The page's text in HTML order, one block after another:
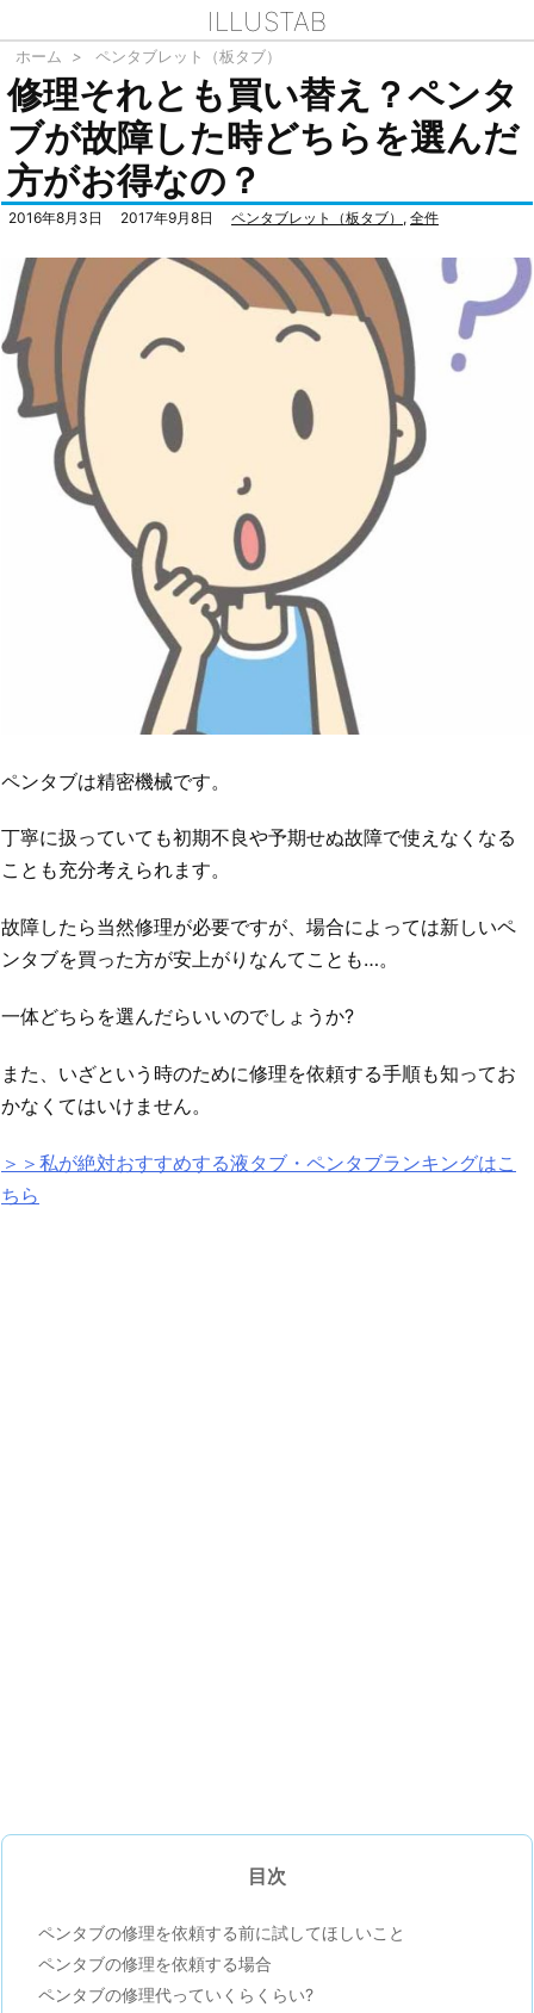
ILLUSTAB
ホーム > ペンタブレット（板タブ）
修理それとも買い替え？ペンタ
ブが故障した時どちらを選んだ
方がお得なの？
2016年8月3日 2017年9月8日 ペンタブレット（板タブ） , 全件
ペンタブは精密機械です。
丁寧に扱っていても初期不良や予期せぬ故障で使えなくなる
ことも充分考えられます。
故障したら当然修理が必要ですが、場合によっては新しいペ
ンタブを買った方が安上がりなんてことも…。
一体どちらを選んだらいいのでしょうか?
また、いざという時のために修理を依頼する手順も知ってお
かなくてはいけません。
＞＞私が絶対おすすめする液タブ・ペンタブランキングはこ
ちら
目次
ペンタブの修理を依頼する前に試してほしいこと
ペンタブの修理を依頼する場合
ペンタブの修理代っていくらくらい?